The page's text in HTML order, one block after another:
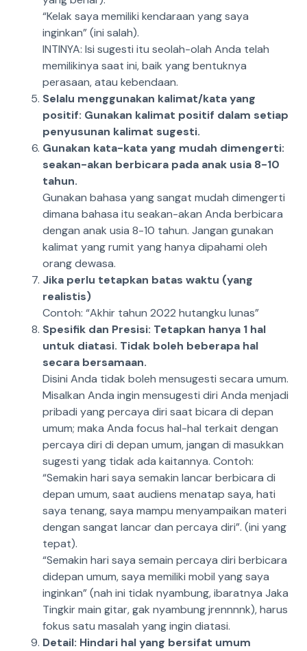
“Kelak saya memiliki kendaraan yang saya
inginkan” (ini salah).
INTINYA: Isi sugesti itu seolah-olah Anda telah
memilikinya saat ini, baik yang bentuknya
perasaan, atau kebendaan.
Selalu menggunakan kalimat/kata yang
positif: Gunakan kalimat positif dalam setiap
penyusunan kalimat sugesti.
Gunakan kata-kata yang mudah dimengerti:
seakan-akan berbicara pada anak usia 8-10
tahun.
Gunakan bahasa yang sangat mudah dimengerti
dimana bahasa itu seakan-akan Anda berbicara
dengan anak usia 8-10 tahun. Jangan gunakan
kalimat yang rumit yang hanya dipahami oleh
orang dewasa.
Jika perlu tetapkan batas waktu (yang
realistis)
Contoh: “Akhir tahun 2022 hutangku lunas”
Spesifik dan Presisi: Tetapkan hanya 1 hal
untuk diatasi. Tidak boleh beberapa hal
secara bersamaan.
Disini Anda tidak boleh mensugesti secara umum.
Misalkan Anda ingin mensugesti diri Anda menjadi
pribadi yang percaya diri saat bicara di depan
umum; maka Anda focus hal-hal terkait dengan
percaya diri di depan umum, jangan di masukkan
sugesti yang tidak ada kaitannya. Contoh:
“Semakin hari saya semakin lancar berbicara di
depan umum, saat audiens menatap saya, hati
saya tenang, saya mampu menyampaikan materi
dengan sangat lancar dan percaya diri”. (ini yang
tepat).
“Semakin hari saya semain percaya diri berbicara
didepan umum, saya memiliki mobil yang saya
inginkan” (nah ini tidak nyambung, ibaratnya Jaka
Tingkir main gitar, gak nyambung jrennnnk), harus
fokus satu masalah yang ingin diatasi.
Detail: Hindari hal yang bersifat umum